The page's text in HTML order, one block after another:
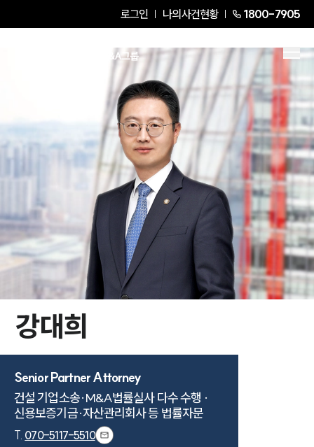
로그인 나의사건현황 1800-7905
Senior Partner Attorney
강대희
Senior Partner Attorney
건설 기업소송·M&A법률실사 다수 수행 ·
신용보증기금·자산관리회사 등 법률자문
T. 070-5117-5510